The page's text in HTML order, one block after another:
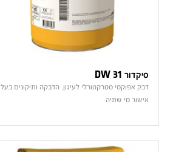
סיקדור 31 DW
דבק אפוקסי סטרקטורלי לעיגון, הדבקה ותיקונים בעל
אישור מי שתיה